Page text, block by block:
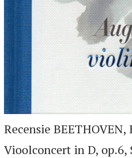
Recensie BEETHOVEN,
Vioolconcert in D,